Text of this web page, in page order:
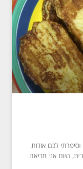
לכם אודות
היום אני מביאה